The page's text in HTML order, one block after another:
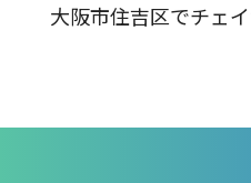
大阪市住吉区でチェ